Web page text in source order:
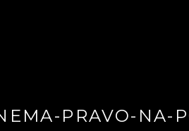
PRAVO-NA-